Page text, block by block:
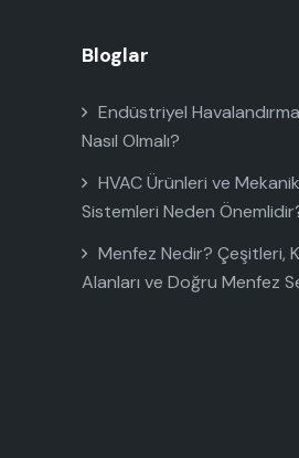
Bloglar
Endüstriyel
Nasıl Olmalı?
HVAC Ürünleri ve
Sistemleri Neden
Menfez Nedir? Çeşitleri,
Alanları ve Doğru Menfez